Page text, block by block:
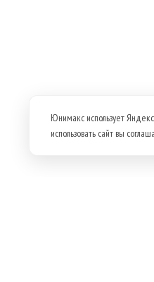
Юнимакс использует
использовать сайт вы